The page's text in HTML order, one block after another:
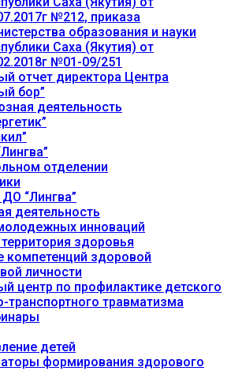
№212, приказа
образования и науки
Саха (Якутия) от
№01-09/251
отчет директора Центра
бор”
деятельность
отделении
“Лингва”
деятельность
инноваций
здоровья
компетенций здоровой
личности
центр по профилактике детского
травматизма
детей
формирования здорового